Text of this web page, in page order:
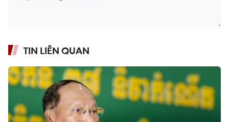
TIN LIÊN QUAN